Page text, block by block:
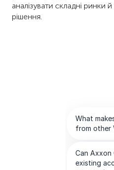
аналізувати складні ринки
рішення.